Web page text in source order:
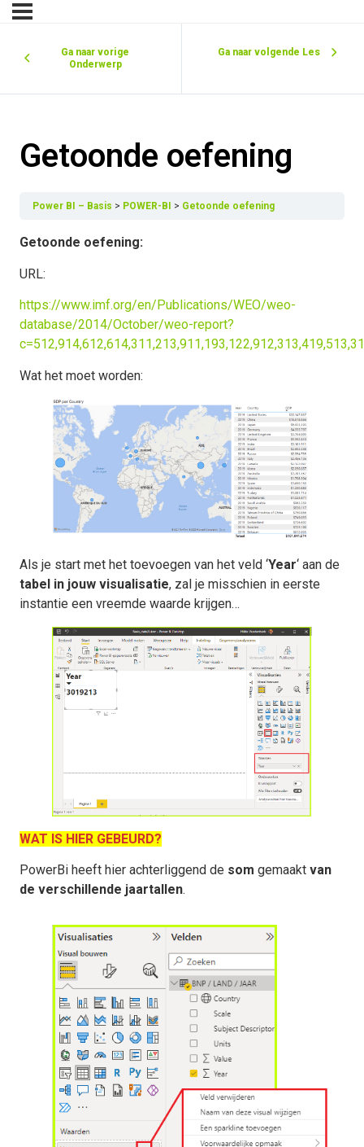
Ga naar vorige
Onderwerp
Ga naar volgende Les
Getoonde oefening
Power BI – Basis POWER-BI Getoonde oefening
Getoonde oefening:
URL:
https://www.imf.org/en/Publications/WEO/weo-
database/2014/October/weo-report?
Wat het moet worden:
Als je start met het toevoegen van het veld ‘Year‘ aan de
tabel in jouw visualisatie, zal je misschien in eerste
instantie een vreemde waarde krijgen…
WAT IS HIER GEBEURD?
PowerBi heeft hier achterliggend de som gemaakt van
de verschillende jaartallen.